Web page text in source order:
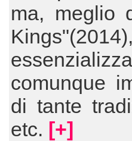
ma, meglio
comunque
di tante
etc. [+]